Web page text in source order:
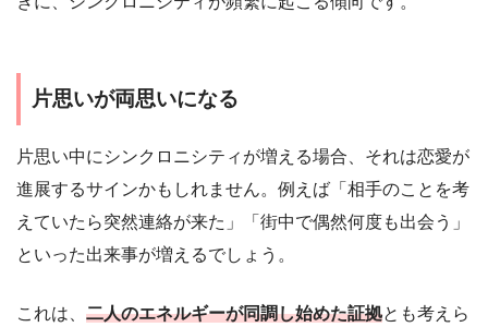
片思いが両思いになる
片思い中にシンクロニシティが増える場合、それは恋愛が
進展するサインかもしれません。例えば「相手のことを考
えていたら突然連絡が来た」「街中で偶然何度も出会う」
といった出来事が増えるでしょう。
これは、 二人のエネルギーが同調し始めた証拠とも考えら